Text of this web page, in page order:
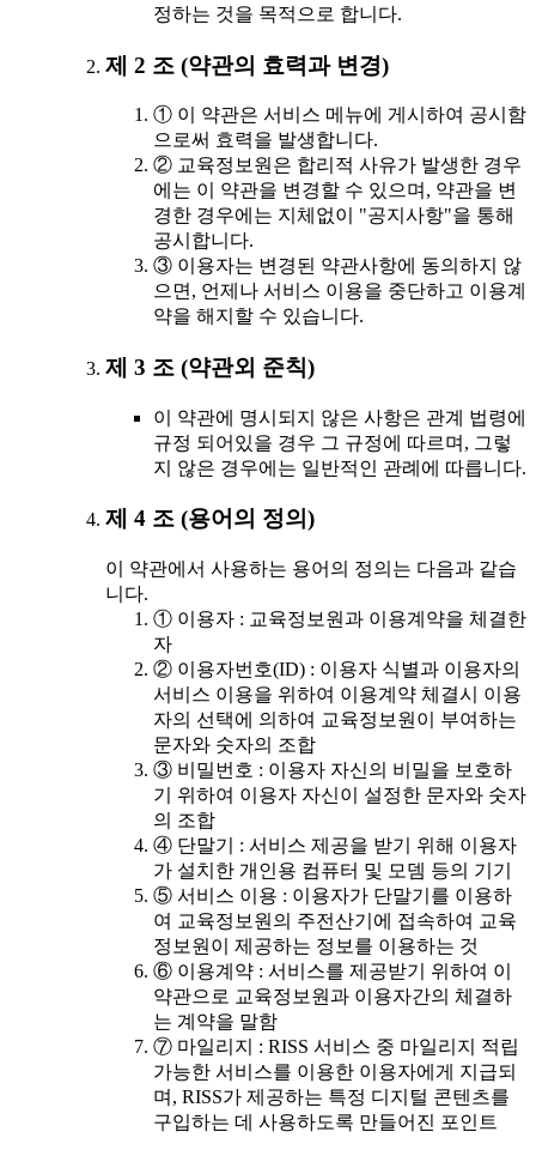
정하는 것을 목적으로 합니다.
제 2 조 (약관의 효력과 변경)
① 이 약관은 서비스 메뉴에 게시하여 공시함
으로써 효력을 발생합니다.
② 교육정보원은 합리적 사유가 발생한 경우
에는 이 약관을 변경할 수 있으며, 약관을 변
경한 경우에는 지체없이 "공지사항"을 통해
공시합니다.
③ 이용자는 변경된 약관사항에 동의하지 않
으면, 언제나 서비스 이용을 중단하고 이용계
약을 해지할 수 있습니다.
제 3 조 (약관외 준칙)
이 약관에 명시되지 않은 사항은 관계 법령에
규정 되어있을 경우 그 규정에 따르며, 그렇
지 않은 경우에는 일반적인 관례에 따릅니다.
제 4 조 (용어의 정의)
이 약관에서 사용하는 용어의 정의는 다음과 같습
니다.
① 이용자 : 교육정보원과 이용계약을 체결한
자
② 이용자번호(ID) : 이용자 식별과 이용자의
서비스 이용을 위하여 이용계약 체결시 이용
자의 선택에 의하여 교육정보원이 부여하는
문자와 숫자의 조합
③ 비밀번호 : 이용자 자신의 비밀을 보호하
기 위하여 이용자 자신이 설정한 문자와 숫자
의 조합
④ 단말기 : 서비스 제공을 받기 위해 이용자
가 설치한 개인용 컴퓨터 및 모뎀 등의 기기
⑤ 서비스 이용 : 이용자가 단말기를 이용하
여 교육정보원의 주전산기에 접속하여 교육
정보원이 제공하는 정보를 이용하는 것
⑥ 이용계약 : 서비스를 제공받기 위하여 이
약관으로 교육정보원과 이용자간의 체결하
는 계약을 말함
⑦ 마일리지 : RISS 서비스 중 마일리지 적립
가능한 서비스를 이용한 이용자에게 지급되
며, RISS가 제공하는 특정 디지털 콘텐츠를
구입하는 데 사용하도록 만들어진 포인트